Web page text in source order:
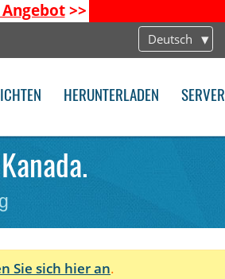
>>
Deutsch
HERUNTERLADEN SERVER
Sie sich hier an.